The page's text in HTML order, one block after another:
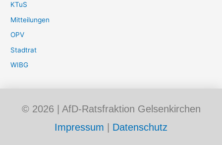
KTuS
Mitteilungen
OPV
Stadtrat
WIBG
© 2026 | AfD-Ratsfraktion Gelsenkirchen
Impressum
Datenschutz